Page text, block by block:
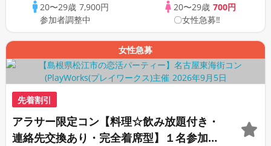
20〜29歳 7,900円
参加者調整中
20〜29歳 700円
〇女性急募‼
女性急募
先着割引
アラサー限定コン【料理☆飲み放題付き・
連絡先交換あり・完全着席型】１名参加多